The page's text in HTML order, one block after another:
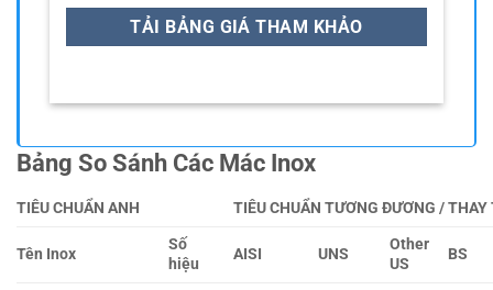
Bảng So Sánh Các Mác Inox
TIÊU CHUẨN ANH TIÊU CHUẨN TƯƠNG ĐƯƠNG / THAY
Tên Inox
Số
hiệu
AISI UNS
Other
US
BS